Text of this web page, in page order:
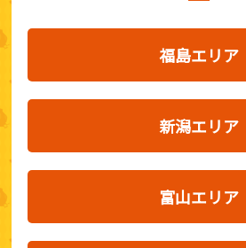
福島エリア
新潟エリア
富山エリア